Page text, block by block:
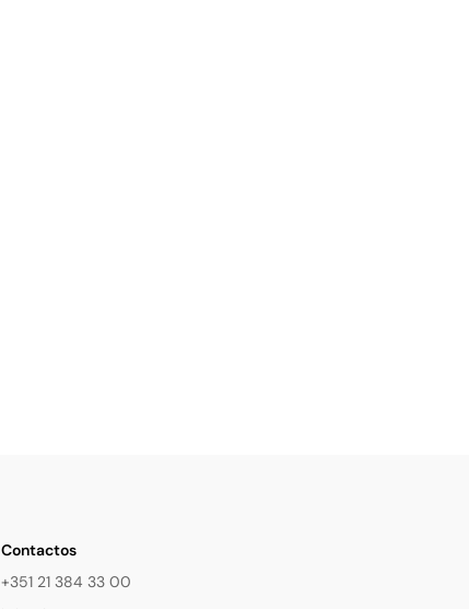
Contactos
+351 21 384 33 00